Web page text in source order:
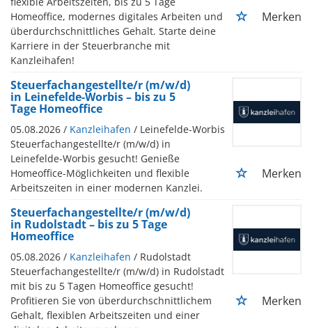
Homeoffice, modernes digitales Arbeiten und
überdurchschnittliches Gehalt. Starte deine
Karriere in der Steuerbranche mit
Kanzleihafen!
Merken
Steuerfachangestellte/r (m/w/d)
in Leinefelde-Worbis – bis zu 5
Tage Homeoffice
05.08.2026 / Kanzleihafen / Leinefelde-Worbis
Steuerfachangestellte/r (m/w/d) in
Leinefelde-Worbis gesucht! Genieße
Homeoffice-Möglichkeiten und flexible
Arbeitszeiten in einer modernen Kanzlei.
Merken
Steuerfachangestellte/r (m/w/d)
in Rudolstadt – bis zu 5 Tage
Homeoffice
05.08.2026 / Kanzleihafen / Rudolstadt
Steuerfachangestellte/r (m/w/d) in Rudolstadt
mit bis zu 5 Tagen Homeoffice gesucht!
Profitieren Sie von überdurchschnittlichem
Gehalt, flexiblen Arbeitszeiten und einer
Merken